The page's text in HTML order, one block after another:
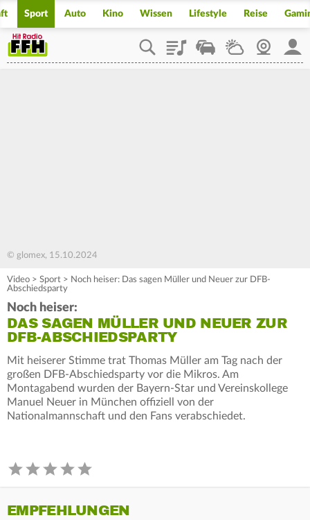
Sport Auto Kino Wissen Lifestyle Reise
PlaylistStaupilotWetterWebcam
© glomex, 15.10.2024
Video > Sport > Noch heiser: Das sagen Müller und Neuer zur DFB-
Abschiedsparty
Noch heiser:
DAS SAGEN MÜLLER UND NEUER ZUR
DFB-ABSCHIEDSPARTY
Mit heiserer Stimme trat Thomas Müller am Tag nach der
großen DFB-Abschiedsparty vor die Mikros. Am
Montagabend wurden der Bayern-Star und Vereinskollege
Manuel Neuer in München offiziell von der
Nationalmannschaft und den Fans verabschiedet.
EMPFEHLUNGEN